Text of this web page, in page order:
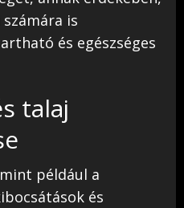
is
és egészséges
talaj
például a
és